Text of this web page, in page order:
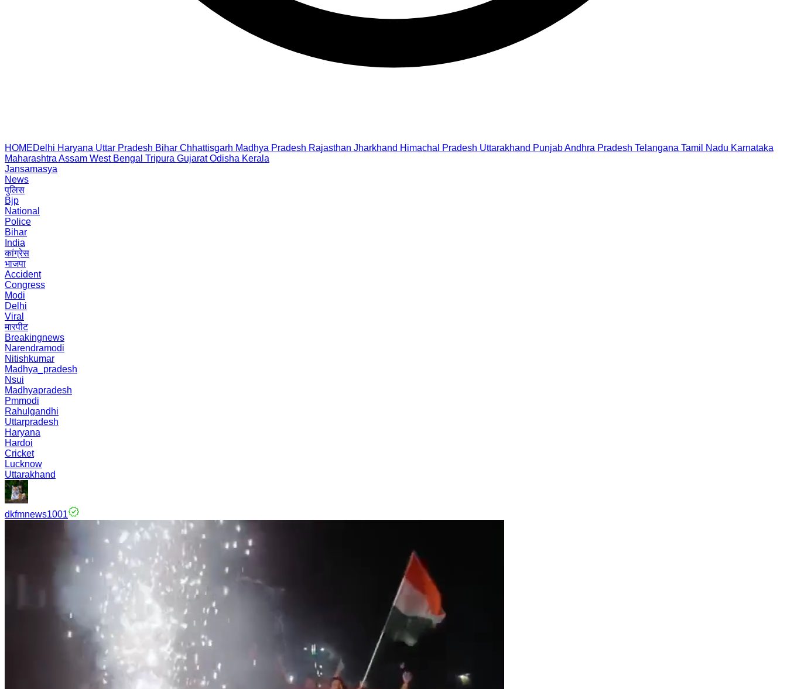
HOMEDelhi Haryana Uttar Pradesh Bihar Chhattisgarh Madhya Pradesh Rajasthan Jharkhand Himachal Pradesh Uttarakhand PunjabAndhra Pradesh Telangana Tamil Nadu Karnataka
Maharashtra Assam West Bengal Tripura Gujarat Odisha Kerala
Jansamasya
News
पुलिस
Bjp
National
Police
Bihar
India
कांग्रेस
भाजपा
Accident
Congress
Modi
Delhi
Viral
मारपीट
Breakingnews
Narendramodi
Nitishkumar
Madhya_pradesh
Nsui
Madhyapradesh
Pmmodi
Rahulgandhi
Uttarpradesh
Haryana
Hardoi
Cricket
Lucknow
Uttarakhand
dkfmnews1001